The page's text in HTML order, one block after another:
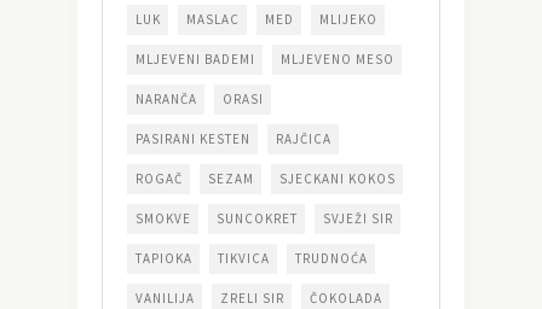
LUK MASLAC MED MLIJEKO
MLJEVENI BADEMI MLJEVENO MESO
NARANČA ORASI
PASIRANI KESTEN RAJČICA
ROGAČ SEZAM SJECKANI KOKOS
SMOKVE SUNCOKRET SVJEŽI SIR
TAPIOKA TIKVICA TRUDNOĆA
VANILIJA ZRELI SIR ČOKOLADA